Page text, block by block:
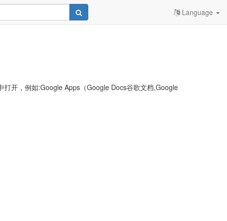
Language
开，例如:Google Apps（Google Docs谷歌文档,Google